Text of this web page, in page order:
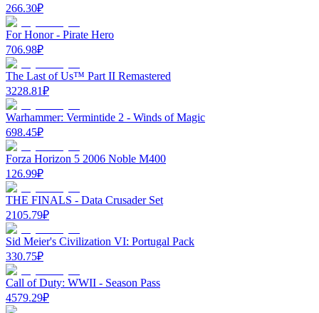
266.30₽
For Honor - Pirate Hero
706.98₽
The Last of Us™ Part II Remastered
3228.81₽
Warhammer: Vermintide 2 - Winds of Magic
698.45₽
Forza Horizon 5 2006 Noble M400
126.99₽
THE FINALS - Data Crusader Set
2105.79₽
Sid Meier's Civilization VI: Portugal Pack
330.75₽
Call of Duty: WWII - Season Pass
4579.29₽